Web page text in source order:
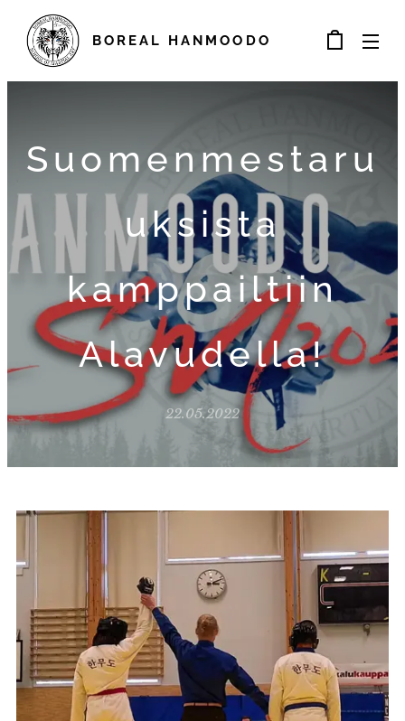
BOREAL HANMOODO
Suomenmestaru
uksista
kamppailtiin
Alavudella!
22.05.2022